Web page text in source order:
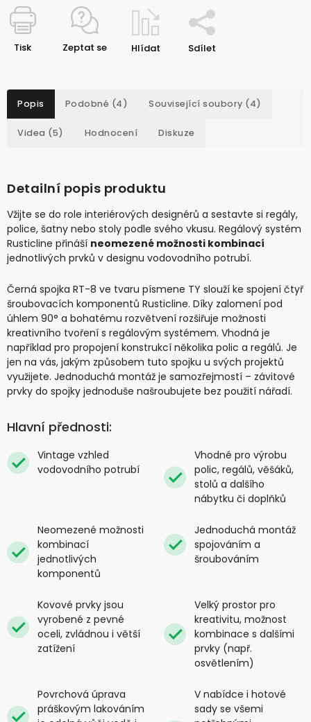
Tisk Zeptat se Hlídat Sdílet
Popis Podobné (4) Související soubory (4)
Videa (5) Hodnocení Diskuze
Detailní popis produktu
Vžijte se do role interiérových designérů a sestavte si regály,
police, šatny nebo stoly podle svého vkusu. Regálový systém
Rusticline přináší neomezené možnosti kombinací
jednotlivých prvků v designu vodovodního potrubí.
Černá spojka RT-8 ve tvaru písmene TY slouží ke spojení čtyř
šroubovacích komponentů Rusticline. Díky zalomení pod
úhlem 90° a bohatému rozvětvení rozšiřuje možnosti
kreativního tvoření s regálovým systémem. Vhodná je
například pro propojení konstrukcí několika polic a regálů. Je
jen na vás, jakým způsobem tuto spojku u svých projektů
využijete. Jednoduchá montáž je samozřejmostí – závitové
prvky do spojky jednoduše našroubujete bez použití nářadí.
Hlavní přednosti:
Vintage vzhled
vodovodního potrubí
Vhodné pro výrobu
polic, regálů, věšáků,
stolů a dalšího
nábytku či doplňků
Neomezené možnosti
kombinací
jednotlivých
komponentů
Jednoduchá montáž
spojováním a
šroubováním
Kovové prvky jsou
vyrobené z pevné
oceli, zvládnou i větší
zatížení
Velký prostor pro
kreativitu, možnost
kombinace s dalšími
prvky (např.
osvětlením)
Povrchová úprava
práškovým lakováním
V nabídce i hotové
sady se všemi